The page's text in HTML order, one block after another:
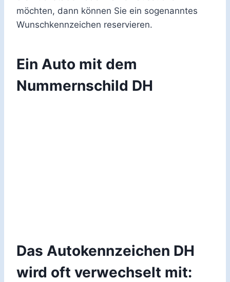
möchten, dann können Sie ein sogenanntes
Wunschkennzeichen reservieren.
Ein Auto mit dem
Nummernschild DH
Das Autokennzeichen DH
wird oft verwechselt mit: